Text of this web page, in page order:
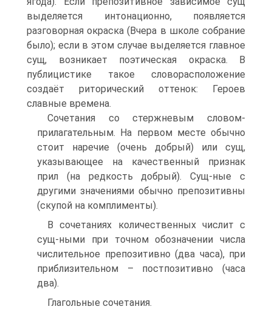
выделяется интонационно, появляется
разговорная окраска (Вчера в школе собрание
было); если в этом случае выделяется главное
сущ, возникает поэтическая окраска. В
публицистике такое словорасположение
создаёт риторический оттенок: Героев
славные времена.
Сочетания со стержневым словом-
прилагательным. На первом месте обычно
стоит наречие (очень добрый) или сущ,
указывающее на качественный признак
прил (на редкость добрый). Сущ-ные с
другими значениями обычно препозитивны
(скупой на комплименты).
В сочетаниях количественных числит с
сущ-ными при точном обозначении числа
числительное препозитивно (два часа), при
приблизительном – постпозитивно (часа
два).
Глагольные сочетания.